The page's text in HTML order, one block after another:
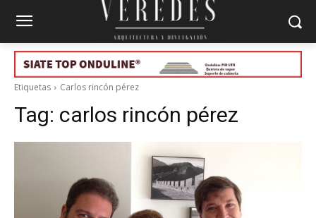
Etiquetas Carlos rincón pérez
Tag: carlos rincón pérez